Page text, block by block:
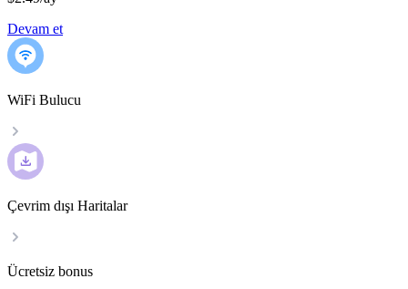
Devam et
WiFi Bulucu
Çevrim dışı Haritalar
Ücretsiz bonus